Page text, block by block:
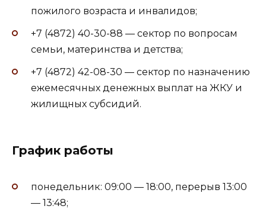
пожилого возраста и инвалидов;
+7 (4872) 40-30-88 — сектор по вопросам
семьи, материнства и детства;
+7 (4872) 42-08-30 — сектор по назначению
ежемесячных денежных выплат на ЖКУ и
жилищных субсидий.
График работы
понедельник: 09:00 — 18:00, перерыв 13:00
— 13:48;